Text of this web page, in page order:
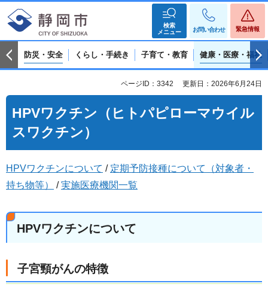
検索
メニュー
お問い合わせ 緊急情報
防災・安全 くらし・手続き 子育て・教育 健康・医療・福祉
ページID：3342 更新日：2026年6月24日
HPVワクチン（ヒトパピローマウイル
スワクチン）
HPVワクチンについて / 定期予防接種について（対象者・
持ち物等）
/実施医療機関一覧
HPVワクチンについて
子宮頸がんの特徴